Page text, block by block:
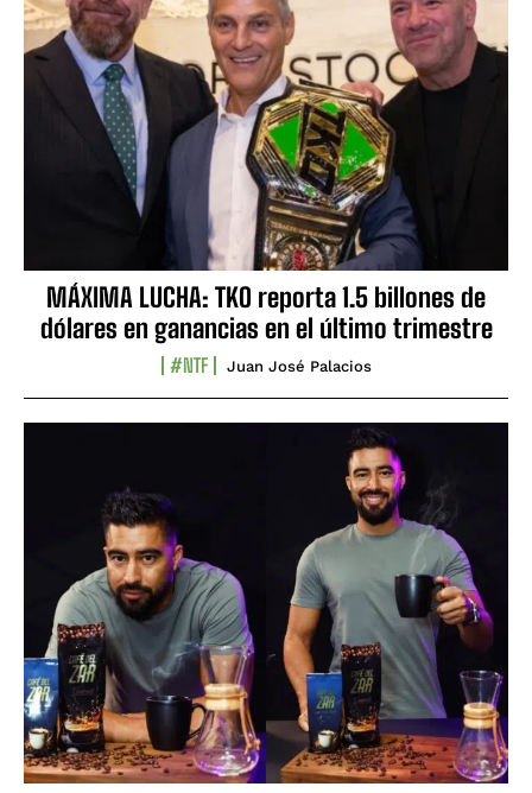
MÁXIMA LUCHA: TKO reporta 1.5 billones de
dólares en ganancias en el último trimestre
#NTF Juan José Palacios